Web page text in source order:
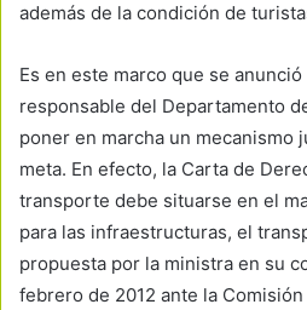
además de la condición de
Es en este marco que se
responsable del Departamento
poner en marcha un mecanismo
meta. En efecto, la Carta de
transporte debe situarse en el
para las infraestructuras, el
propuesta por la ministra en su
febrero de 2012 ante la